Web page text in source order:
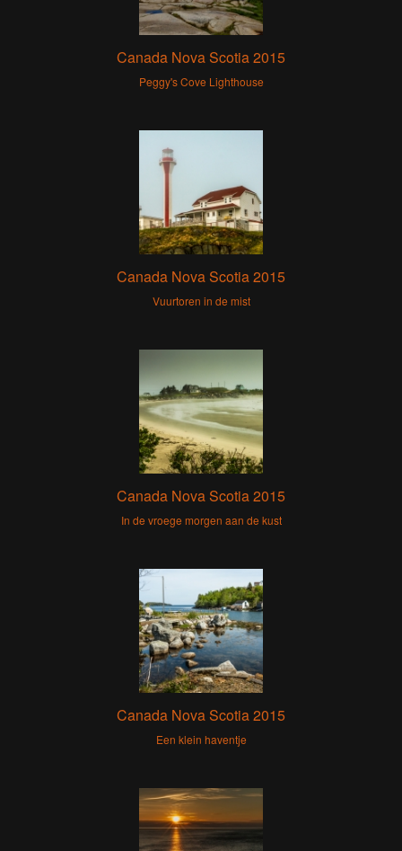
Canada Nova Scotia 2015
Peggy's Cove Lighthouse
Canada Nova Scotia 2015
Vuurtoren in de mist
Canada Nova Scotia 2015
In de vroege morgen aan de kust
Canada Nova Scotia 2015
Een klein haventje